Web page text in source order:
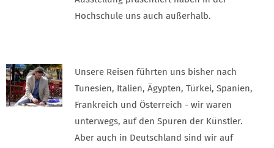
Hochschule uns auch außerhalb.
Unsere Reisen führten uns bisher nach
Tunesien, Italien, Ägypten, Türkei, Spanien,
Frankreich und Österreich - wir waren
unterwegs, auf den Spuren der Künstler.
Aber auch in Deutschland sind wir auf